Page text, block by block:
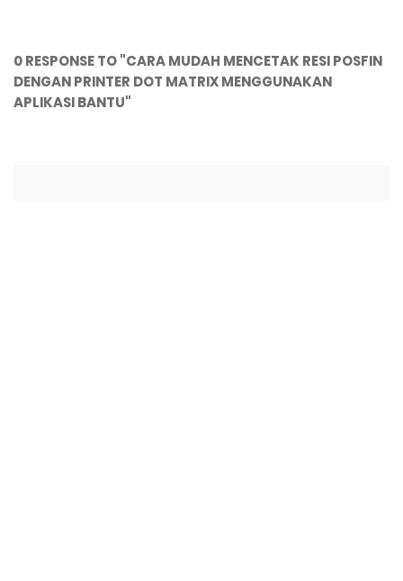
0 RESPONSE TO "CARA MUDAH MENCETAK RESI POSFIN
DENGAN PRINTER DOT MATRIX MENGGUNAKAN
APLIKASI BANTU"